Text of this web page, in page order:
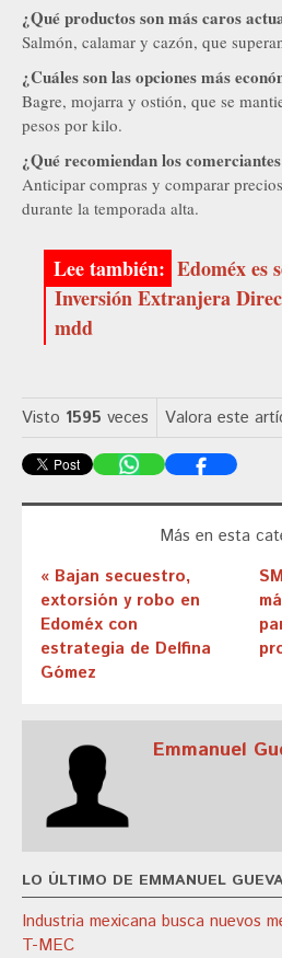
¿Qué productos son más caros
Salmón, calamar y cazón, que
¿Cuáles son las opciones más
Bagre, mojarra y ostión, que se
pesos por kilo.
¿Qué recomiendan los
Anticipar compras y comparar
durante la temporada alta.
Edoméx es
Inversión Extranjera
mdd
Visto 1595 veces Valora este
Más en esta
« Bajan secuestro,
extorsión y robo en
Edoméx con
estrategia de Delfina
Gómez
Emmanuel
LO ÚLTIMO DE EMMANUEL
Industria mexicana busca nuevos
T-MEC